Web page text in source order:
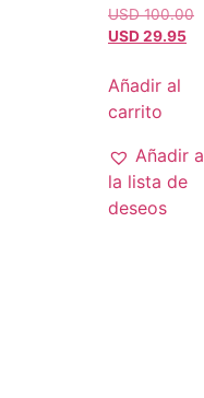
USD 100.00
USD 29.95
Añadir al
carrito
Añadir a
la lista de
deseos